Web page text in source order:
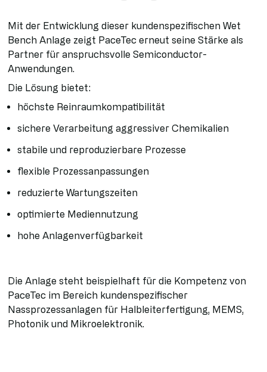
Mit der Entwicklung dieser kundenspezifischen Wet
Bench Anlage zeigt PaceTec erneut seine Stärke als
Partner für anspruchsvolle Semiconductor-
Anwendungen.
Die Lösung bietet:
höchste Reinraumkompatibilität
sichere Verarbeitung aggressiver Chemikalien
stabile und reproduzierbare Prozesse
flexible Prozessanpassungen
reduzierte Wartungszeiten
optimierte Mediennutzung
hohe Anlagenverfügbarkeit
Die Anlage steht beispielhaft für die Kompetenz von
PaceTec im Bereich kundenspezifischer
Nassprozessanlagen für Halbleiterfertigung, MEMS,
Photonik und Mikroelektronik.